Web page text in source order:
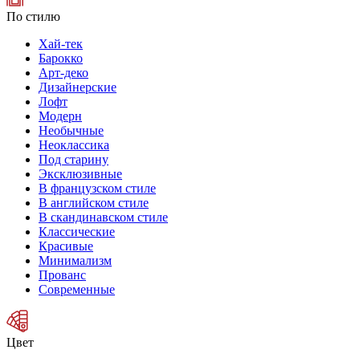
По стилю
Хай-тек
Барокко
Арт-деко
Дизайнерские
Лофт
Модерн
Необычные
Неоклассика
Под старину
Эксклюзивные
В французском стиле
В английском стиле
В скандинавском стиле
Классические
Красивые
Минимализм
Прованс
Современные
Цвет